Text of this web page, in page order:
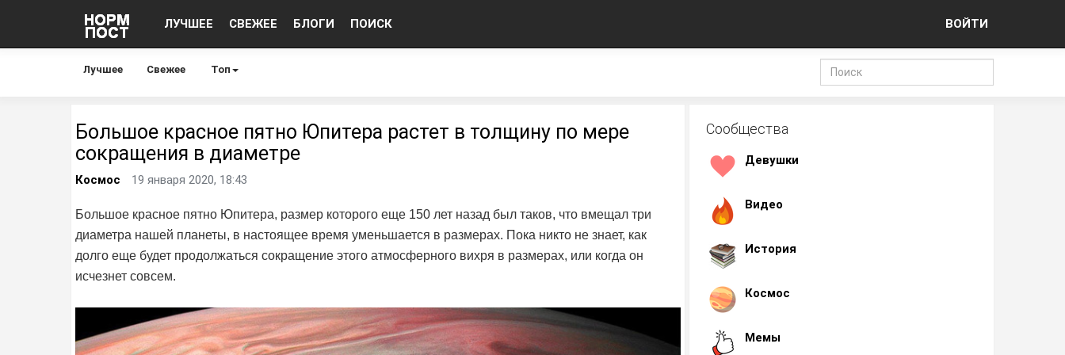
ЛУЧШЕЕ СВЕЖЕЕ БЛОГИ ПОИСК ВОЙТИ
Лучшее Свежее Топ
Большое красное пятно Юпитера растет в толщину по мере
сокращения в диаметре
Космос 19 января 2020, 18:43
Большое красное пятно Юпитера, размер которого еще 150 лет назад был таков, что вмещал три
диаметра нашей планеты, в настоящее время уменьшается в размерах. Пока никто не знает, как
долго еще будет продолжаться сокращение этого атмосферного вихря в размерах, или когда он
исчезнет совсем.
Сообщества
Девушки
Видео
История
Космос
Мемы